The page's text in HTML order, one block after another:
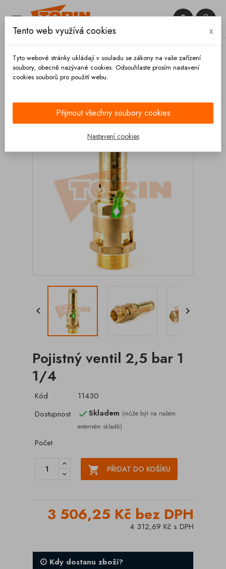
 

 
Pojistný ventil 2,5 bar 1
1/4
Kód
11430
Dostupnost
Skladem (může být na našem
externém skladě)
Počet
 PŘIDAT DO KOŠÍKU
3 506,25 Kč bez DPH
4 312,69 Kč s DPH
Kdy dostanu zboží?
Tento web využívá cookies x
Tyto webové stránky ukládají v souladu se zákony na vaše zařízení
soubory, obecně nazývané cookies. Odsouhlaste prosím nastavení
cookies souborů pro použití webu.
Přijmout všechny soubory cookies
Nastavení cookies